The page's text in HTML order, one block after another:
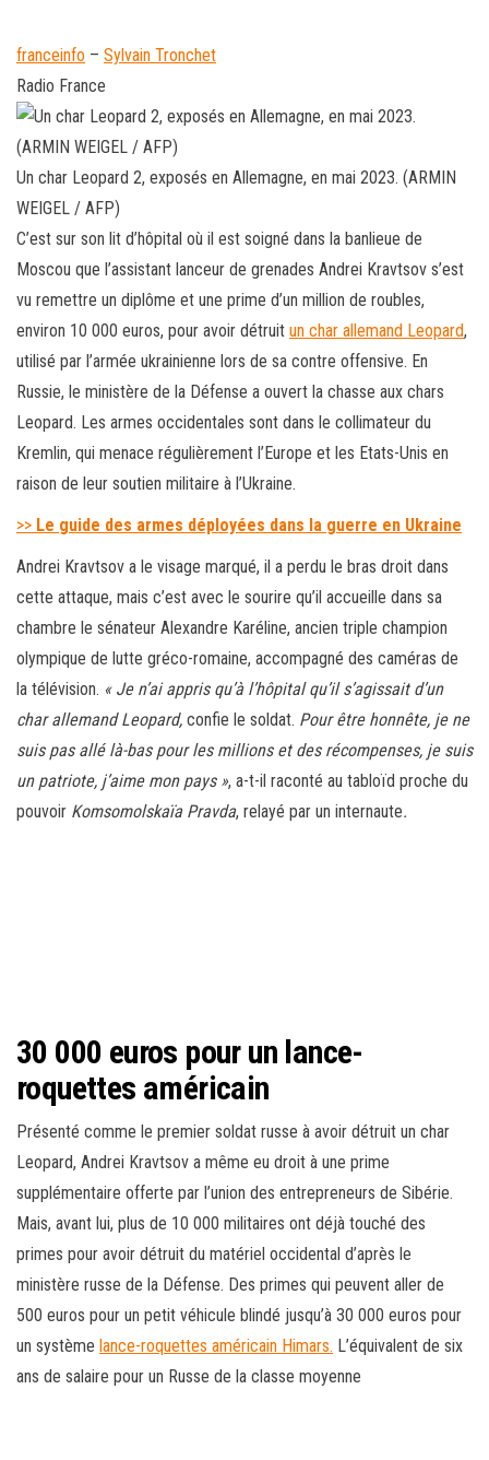
franceinfo – Sylvain Tronchet
Radio France
Un char Leopard 2, exposés en Allemagne, en mai 2023. (ARMIN
WEIGEL / AFP)
C’est sur son lit d’hôpital où il est soigné dans la banlieue de
Moscou que l’assistant lanceur de grenades Andrei Kravtsov s’est
vu remettre un diplôme et une prime d’un million de roubles,
environ 10 000 euros, pour avoir détruit un char allemand Leopard,
utilisé par l’armée ukrainienne lors de sa contre offensive. En
Russie, le ministère de la Défense a ouvert la chasse aux chars
Leopard. Les armes occidentales sont dans le collimateur du
Kremlin, qui menace régulièrement l’Europe et les Etats-Unis en
raison de leur soutien militaire à l’Ukraine.
>> Le guide des armes déployées dans la guerre en Ukraine
Andrei Kravtsov a le visage marqué, il a perdu le bras droit dans
cette attaque, mais c’est avec le sourire qu’il accueille dans sa
chambre le sénateur Alexandre Karéline, ancien triple champion
olympique de lutte gréco-romaine, accompagné des caméras de
la télévision. « Je n’ai appris qu’à l’hôpital qu’il s’agissait d’un
char allemand Leopard, confie le soldat. Pour être honnête, je ne
suis pas allé là-bas pour les millions et des récompenses, je suis
un patriote, j’aime mon pays », a-t-il raconté au tabloïd proche du
pouvoir Komsomolskaïa Pravda, relayé par un internaute.
30 000 euros pour un lance-
roquettes américain
Présenté comme le premier soldat russe à avoir détruit un char
Leopard, Andrei Kravtsov a même eu droit à une prime
supplémentaire offerte par l’union des entrepreneurs de Sibérie.
Mais, avant lui, plus de 10 000 militaires ont déjà touché des
primes pour avoir détruit du matériel occidental d’après le
ministère russe de la Défense. Des primes qui peuvent aller de
500 euros pour un petit véhicule blindé jusqu’à 30 000 euros pour
un système lance-roquettes américain Himars. L’équivalent de six
ans de salaire pour un Russe de la classe moyenne